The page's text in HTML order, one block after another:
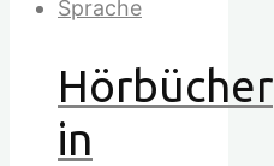
Hörbücher
in